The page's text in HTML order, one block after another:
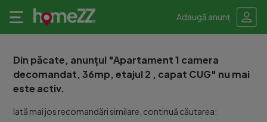
Adaugă anunț
Din păcate, anunțul "Apartament 1 camera
decomandat, 36mp, etajul 2 , capat CUG" nu mai
este activ.
Iată mai jos recomandări similare, continuă căutarea: